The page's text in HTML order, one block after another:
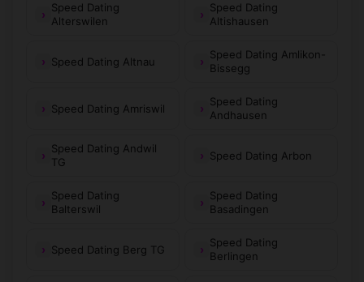
Speed Dating
Alterswilen
Speed Dating
Altishausen
Speed Dating Altnau
Speed Dating Amlikon-
Bissegg
Speed Dating Amriswil
Speed Dating
Andhausen
Speed Dating Andwil
TG
Speed Dating Arbon
Speed Dating
Balterswil
Speed Dating
Basadingen
Speed Dating Berg TG
Speed Dating
Berlingen